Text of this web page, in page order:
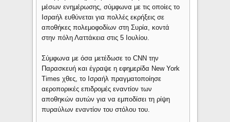
μέσων ενημέρωσης, σύμφωνα με τις οποίες το
Ισραήλ ευθύνεται για πολλές εκρήξεις σε
αποθήκες πολεμοφοδίων στη Συρία, κοντά
στην πόλη Λαττάκεια στις 5 Ιουλίου.
Σύμφωνα με όσα μετέδωσε το CNN την
Παρασκευή και έγραψε η εφημερίδα New York
Times χθες, το Ισραήλ πραγματοποίησε
αεροπορικές επιδρομές εναντίον των
αποθηκών αυτών για να εμποδίσει τη ρίψη
πυραύλων εναντίον του στόλου του.